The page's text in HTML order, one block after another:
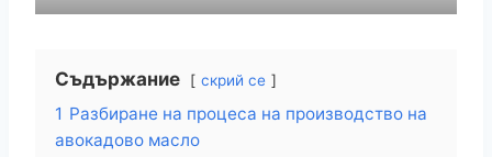
Съдържание скрий се
1 Разбиране на процеса на производство на
авокадово масло